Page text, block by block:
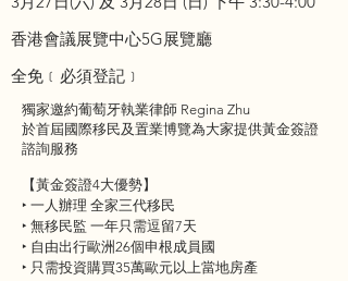
香港會議展覽中心5G展覽廳
全免﹝必須登記﹞
獨家邀約葡萄牙執業律師 Regina Zhu
於首屆國際移民及置業博覽為大家提供黃金簽證
諮詢服務
【黃金簽證4大優勢】
‣ 一人辦理 全家三代移民
‣ 無移民監 一年只需逗留7天
‣ 自由出行歐洲26個申根成員國
‣ 只需投資購買35萬歐元以上當地房產